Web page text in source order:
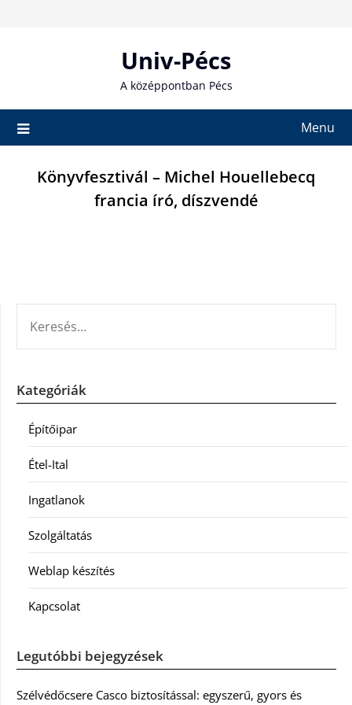
Univ-Pécs
A középpontban Pécs
Menu
Könyvfesztivál – Michel Houellebecq
francia író, díszvendé
Kategóriák
Építőipar
Étel-Ital
Ingatlanok
Szolgáltatás
Weblap készítés
Kapcsolat
Legutóbbi bejegyzések
Szélvédőcsere Casco biztosítással: egyszerű, gyors és